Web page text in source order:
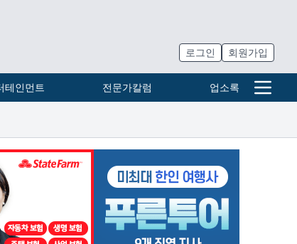
로그인 회원가입
테인먼트 전문가칼럼 업소록